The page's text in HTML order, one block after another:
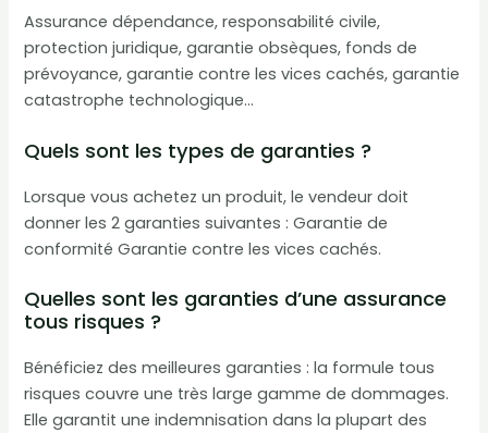
Assurance dépendance, responsabilité civile,
protection juridique, garantie obsèques, fonds de
prévoyance, garantie contre les vices cachés, garantie
catastrophe technologique…
Quels sont les types de garanties ?
Lorsque vous achetez un produit, le vendeur doit
donner les 2 garanties suivantes : Garantie de
conformité Garantie contre les vices cachés.
Quelles sont les garanties d’une assurance
tous risques ?
Bénéficiez des meilleures garanties : la formule tous
risques couvre une très large gamme de dommages.
Elle garantit une indemnisation dans la plupart des